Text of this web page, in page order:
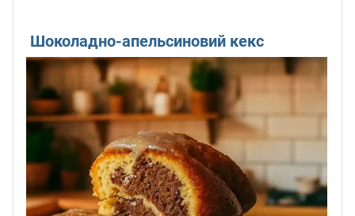
Шоколадно-апельсиновий кекс